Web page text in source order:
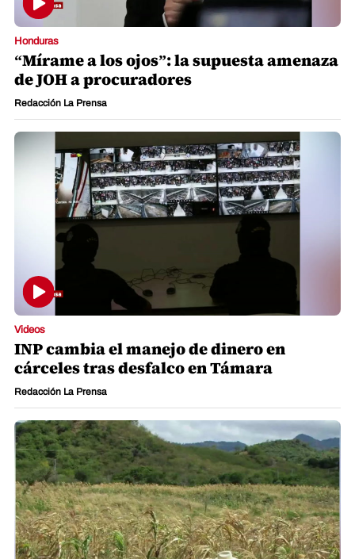
Honduras
“Mírame a los ojos”: la supuesta amenaza
de JOH a procuradores
Redacción La Prensa
Videos
INP cambia el manejo de dinero en
cárceles tras desfalco en Támara
Redacción La Prensa